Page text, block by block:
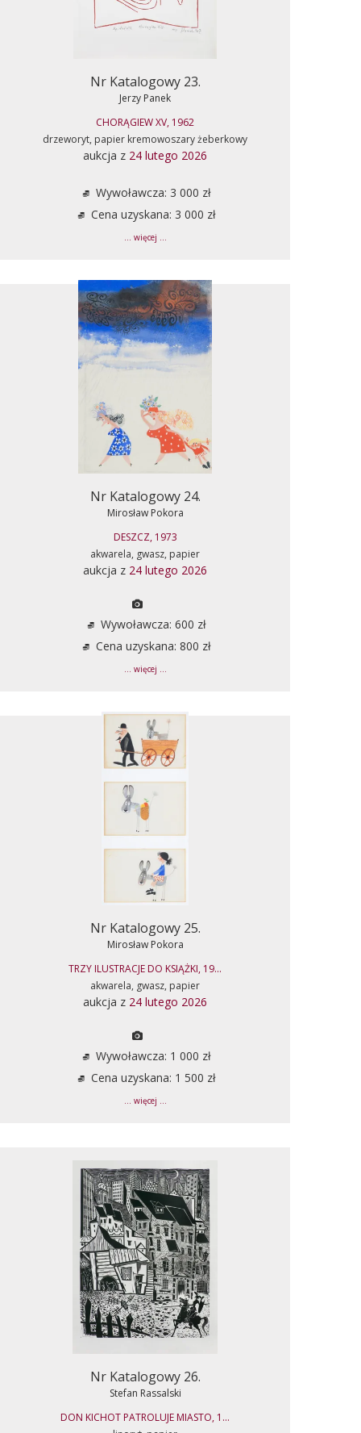
Nr Katalogowy 23.
Jerzy Panek
CHORĄGIEW XV, 1962
drzeworyt, papier kremowoszary żeberkowy
aukcja z 24 lutego 2026
Wywoławcza: 3 000 zł
Cena uzyskana: 3 000 zł
... więcej ...
Nr Katalogowy 24.
Mirosław Pokora
DESZCZ, 1973
akwarela, gwasz, papier
aukcja z 24 lutego 2026
Wywoławcza: 600 zł
Cena uzyskana: 800 zł
... więcej ...
Nr Katalogowy 25.
Mirosław Pokora
TRZY ILUSTRACJE DO KSIĄŻKI, 19...
akwarela, gwasz, papier
aukcja z 24 lutego 2026
Wywoławcza: 1 000 zł
Cena uzyskana: 1 500 zł
... więcej ...
Nr Katalogowy 26.
Stefan Rassalski
DON KICHOT PATROLUJE MIASTO, 1...